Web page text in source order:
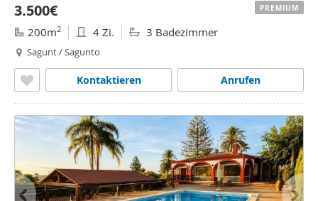
3.500€
200m2 4 Zi. 3 Badezimmer
Sagunt / Sagunto
Anrufen
Kontaktieren
PREMIUM